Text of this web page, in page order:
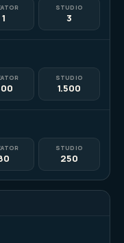
1
STUDIO
3
STUDIO
1.500
STUDIO
250